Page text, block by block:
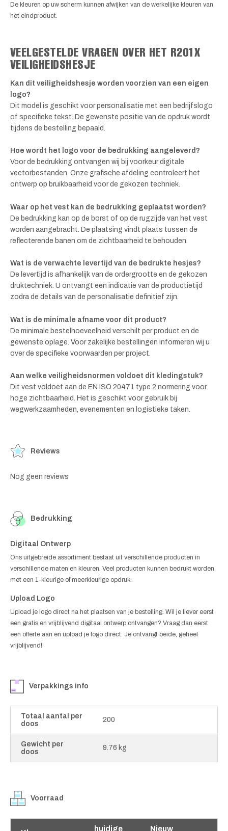
De kleuren op uw scherm kunnen afwijken van de werkelijke kleuren van
het eindproduct.
VEELGESTELDE VRAGEN OVER HET R201X
VEILIGHEIDSHESJE
Kan dit veiligheidshesje worden voorzien van een eigen
logo?
Dit model is geschikt voor personalisatie met een bedrijfslogo
of specifieke tekst. De gewenste positie van de opdruk wordt
tijdens de bestelling bepaald.
Hoe wordt het logo voor de bedrukking aangeleverd?
Voor de bedrukking ontvangen wij bij voorkeur digitale
vectorbestanden. Onze grafische afdeling controleert het
ontwerp op bruikbaarheid voor de gekozen techniek.
Waar op het vest kan de bedrukking geplaatst worden?
De bedrukking kan op de borst of op de rugzijde van het vest
worden aangebracht. De plaatsing vindt plaats tussen de
reflecterende banen om de zichtbaarheid te behouden.
Wat is de verwachte levertijd van de bedrukte hesjes?
De levertijd is afhankelijk van de ordergrootte en de gekozen
druktechniek. U ontvangt een indicatie van de productietijd
zodra de details van de personalisatie definitief zijn.
Wat is de minimale afname voor dit product?
De minimale bestelhoeveelheid verschilt per product en de
gewenste oplage. Voor zakelijke bestellingen informeren wij u
over de specifieke voorwaarden per project.
Aan welke veiligheidsnormen voldoet dit kledingstuk?
Dit vest voldoet aan de EN ISO 20471 type 2 normering voor
hoge zichtbaarheid. Het is geschikt voor gebruik bij
wegwerkzaamheden, evenementen en logistieke taken.
Reviews
Nog geen reviews
Bedrukking
Digitaal Ontwerp
Ons uitgebreide assortiment bestaat uit verschillende producten in
verschillende maten en kleuren. Veel producten kunnen bedrukt worden
met een 1-kleurige of meerkleurige opdruk.
Upload Logo
Upload je logo direct na het plaatsen van je bestelling. Wil je liever eerst
een gratis en vrijblijvend digitaal ontwerp ontvangen? Vraag dan eerst
een offerte aan en upload je logo direct. Je ontvangt beide, geheel
vrijblijvend!
Verpakkings info
Totaal aantal per
doos
200
Gewicht per
doos
9.76 kg
Voorraad
huidige Nieuw